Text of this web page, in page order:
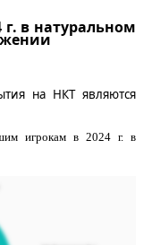
г. в натуральном
на НКТ являются
игрокам в 2024 г. в